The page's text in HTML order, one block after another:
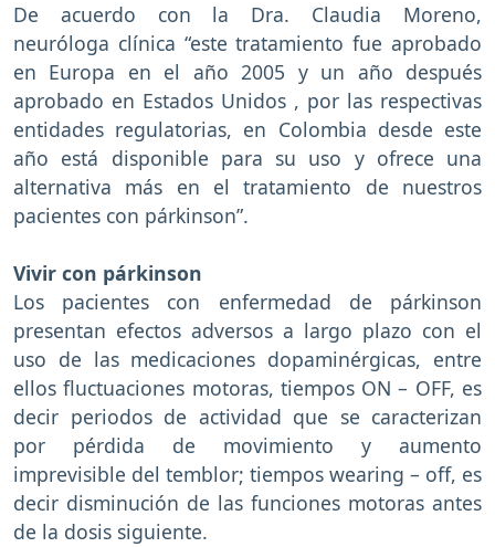
De acuerdo con la Dra. Claudia Moreno,
neuróloga clínica “este tratamiento fue aprobado
en Europa en el año 2005 y un año después
aprobado en Estados Unidos , por las respectivas
entidades regulatorias, en Colombia desde este
año está disponible para su uso y ofrece una
alternativa más en el tratamiento de nuestros
pacientes con párkinson”.
Vivir con párkinson
Los pacientes con enfermedad de párkinson
presentan efectos adversos a largo plazo con el
uso de las medicaciones dopaminérgicas, entre
ellos fluctuaciones motoras, tiempos ON – OFF, es
decir periodos de actividad que se caracterizan
por pérdida de movimiento y aumento
imprevisible del temblor; tiempos wearing – off, es
decir disminución de las funciones motoras antes
de la dosis siguiente.